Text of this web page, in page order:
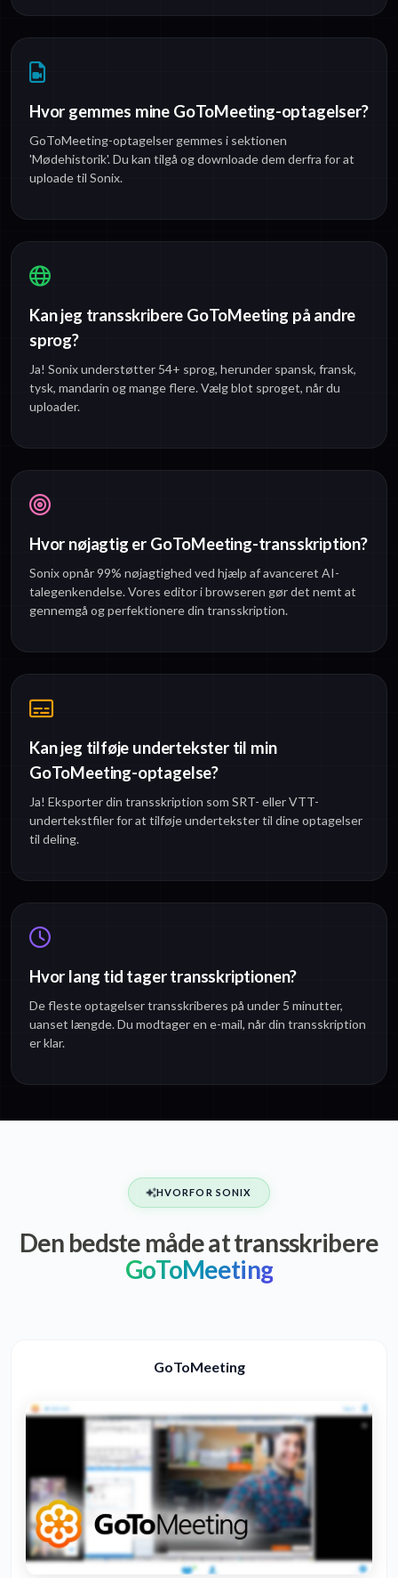
Hvor gemmes mine GoToMeeting-optagelser?
GoToMeeting-optagelser gemmes i sektionen
'Mødehistorik'. Du kan tilgå og downloade dem derfra for at
uploade til Sonix.
Kan jeg transskribere GoToMeeting på andre
sprog?
Ja! Sonix understøtter 54+ sprog, herunder spansk, fransk,
tysk, mandarin og mange flere. Vælg blot sproget, når du
uploader.
Hvor nøjagtig er GoToMeeting-transskription?
Sonix opnår 99% nøjagtighed ved hjælp af avanceret AI-
talegenkendelse. Vores editor i browseren gør det nemt at
gennemgå og perfektionere din transskription.
Kan jeg tilføje undertekster til min
GoToMeeting-optagelse?
Ja! Eksporter din transskription som SRT- eller VTT-
undertekstfiler for at tilføje undertekster til dine optagelser
til deling.
Hvor lang tid tager transskriptionen?
De fleste optagelser transskriberes på under 5 minutter,
uanset længde. Du modtager en e-mail, når din transskription
er klar.
HVORFOR SONIX
Den bedste måde at transskribere
GoToMeeting
GoToMeeting